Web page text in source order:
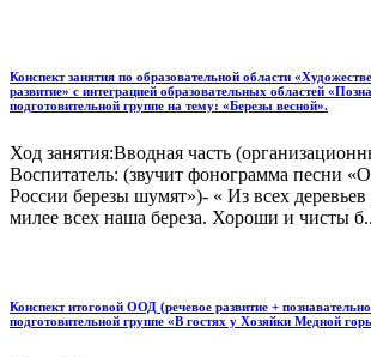
Конспект занятия по образовательной области
развитие» с интеграцией образовательных областей
подготовительной группе на тему: «Березы весной».
Ход занятия:Вводная часть
Воспитатель: (звучит фонограмма песни
России березы шумят»)- « Из всех деревьев
милее всех наша береза. Хороши и чисты
Конспект итоговой ООД (речевое развитие +
подготовительной группе «В гостях у Хозяйки Медной